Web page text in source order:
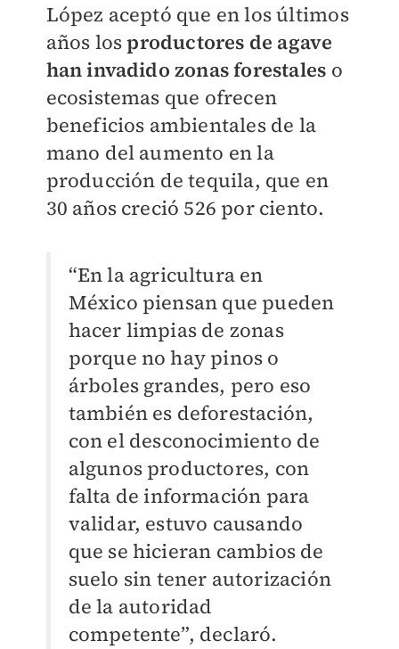
López aceptó que en los últimos
años losproductores de agave
han invadido zonas forestales o
ecosistemas que ofrecen
beneficios ambientales de la
mano del aumento en la
producción de tequila, que en
30 años creció 526 por ciento.
“En la agricultura en
México piensan que pueden
hacer limpias de zonas
porque no hay pinos o
árboles grandes, pero eso
también es deforestación,
con el desconocimiento de
algunos productores, con
falta de información para
validar, estuvo causando
que se hicieran cambios de
suelo sin tener autorización
de la autoridad
competente”, declaró.